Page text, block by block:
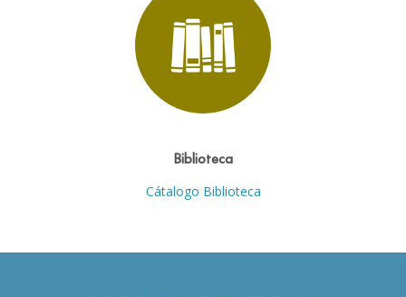
Biblioteca
Cátalogo Biblioteca